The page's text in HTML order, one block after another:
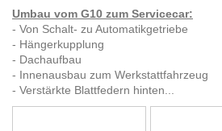
Umbau vom G10 zum Servicecar:
- Von Schalt- zu Automatikgetriebe
- Hängerkupplung
- Dachaufbau
- Innenausbau zum Werkstattfahrzeug
- Verstärkte Blattfedern hinten...